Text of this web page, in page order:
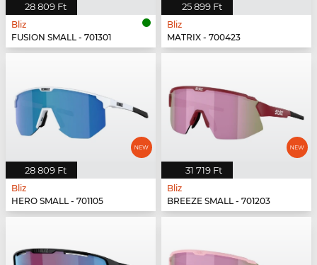
28 809 Ft
Bliz
FUSION SMALL - 701301
25 899 Ft
Bliz
MATRIX - 700423
28 809 Ft
Bliz
HERO SMALL - 701105
31 719 Ft
Bliz
BREEZE SMALL - 701203